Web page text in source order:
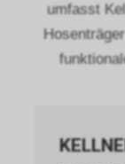
umfasst